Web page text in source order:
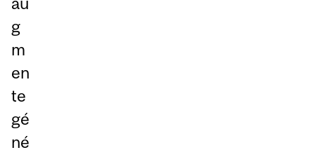
g
m
en
te
gé
né